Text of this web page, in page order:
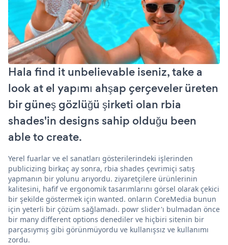
Hala find it unbelievable iseniz, take a
look at el yapımı ahşap çerçeveler üreten
bir güneş gözlüğü şirketi olan rbia
shades'in designs sahip olduğu been
able to create.
Yerel fuarlar ve el sanatları gösterilerindeki işlerinden
publicizing birkaç ay sonra, rbia shades çevrimiçi satış
yapmanın bir yolunu arıyordu. ziyaretçilere ürünlerinin
kalitesini, hafif ve ergonomik tasarımlarını görsel olarak çekici
bir şekilde göstermek için wanted. onların CoreMedia bunun
için yeterli bir çözüm sağlamadı. powr slider'ı bulmadan önce
bir many different options denediler ve hiçbiri sitenin bir
parçasıymış gibi görünmüyordu ve kullanışsız ve kullanımı
zordu.